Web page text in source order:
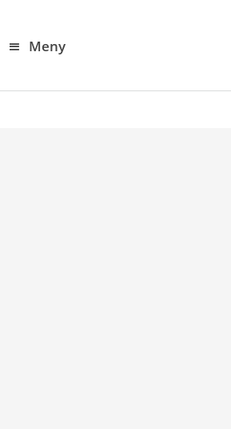
Meny